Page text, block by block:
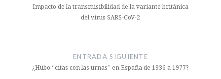
Impacto de la transmisibilidad de la variante británica
del virus SARS-CoV-2
ENTRADA SIGUIENTE
¿Hubo “citas con las urnas” en España de 1936 a 1977?